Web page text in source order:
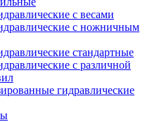
с весами
с ножничным
стандартные
с различной
гидравлические